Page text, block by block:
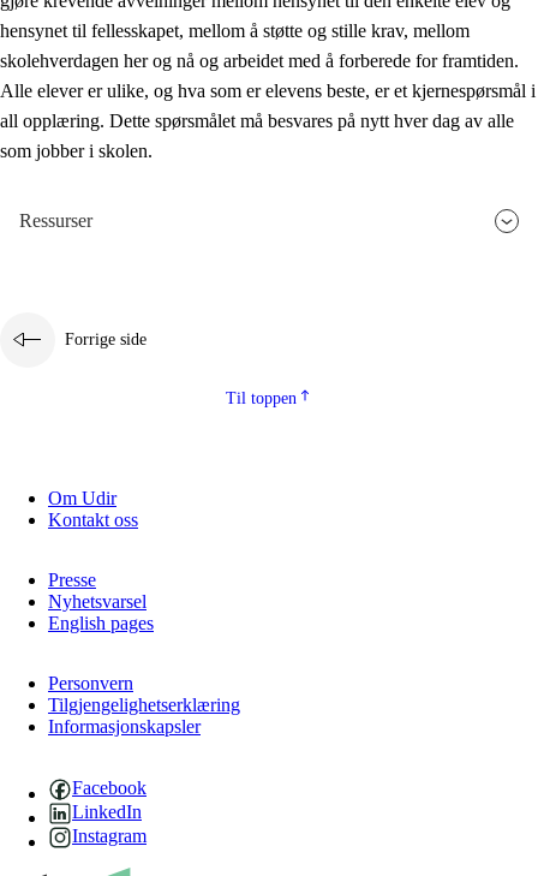
hensynet til fellesskapet, mellom å støtte og stille krav, mellom
skolehverdagen her og nå og arbeidet med å forberede for framtiden.
Alle elever er ulike, og hva som er elevens beste, er et kjernespørsmål i
all opplæring. Dette spørsmålet må besvares på nytt hver dag av alle
som jobber i skolen.
Ressurser
Forrige side
Til toppen
Om Udir
Kontakt oss
Presse
Nyhetsvarsel
English pages
Personvern
Tilgjengelighetserklæring
Informasjonskapsler
Facebook
LinkedIn
Instagram